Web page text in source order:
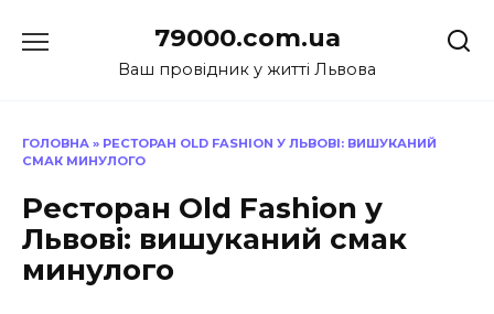
до
79000.com.ua
Ваш провідник у житті Львова
ГОЛОВНА » РЕСТОРАН OLD FASHION У ЛЬВОВІ: ВИШУКАНИЙ
СМАК МИНУЛОГО
Ресторан Old Fashion у
Львові: вишуканий смак
минулого